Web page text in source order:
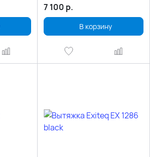
7 100 р.
В корзину